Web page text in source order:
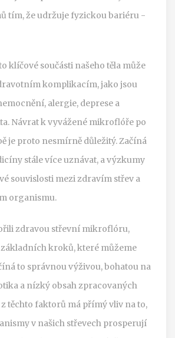
tím, že udržuje fyzickou bariéru -
klíčové součásti našeho těla může
komplikacím, jako jsou
alergie, deprese a
Návrat k vyvážené mikroflóře po
je proto nesmírně důležitý. Začíná
stále více uznávat, a výzkumy
souvislosti mezi zdravím střev a
organismu.
zdravou střevní mikroflóru,
kroků, které můžeme
to správnou výživou, bohatou na
a nízký obsah zpracovaných
těchto faktorů má přímý vliv na to,
v našich střevech prosperují